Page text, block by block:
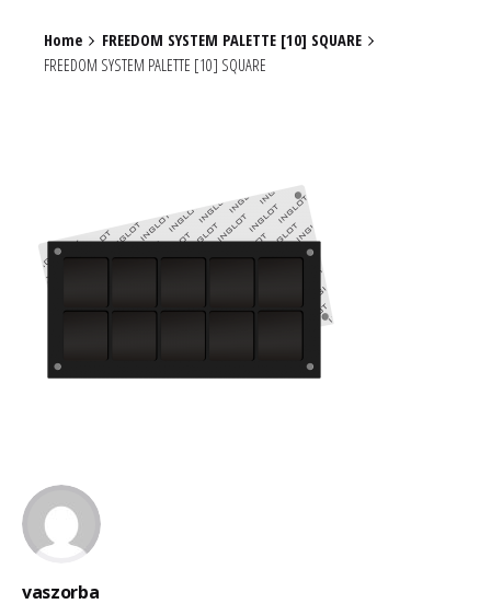
Home
FREEDOM SYSTEM PALETTE [10] SQUARE
FREEDOM SYSTEM PALETTE [10] SQUARE
vaszorba